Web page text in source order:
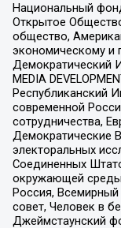
Национальный
Открытое
общество,
экономическому и
Демократический
MEDIA
Республиканский
современной
сотрудничества,
Демократические
электоральных
Соединенных
окружающей среды
Россия, Всемирный
совет, Человек в
Джеймстаунский